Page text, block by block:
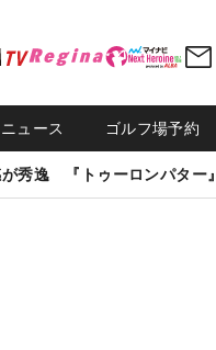
ュース ゴルフ場予約
秀逸 『トゥーロンパター』